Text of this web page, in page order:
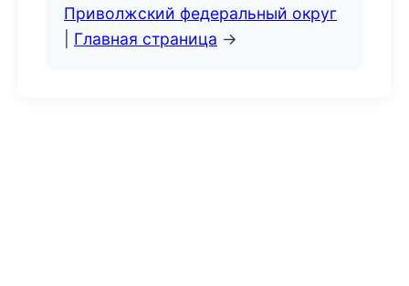
Приволжский федеральный округ
Главная страница →